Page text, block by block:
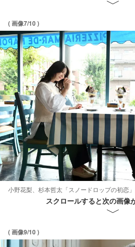
( 画像7/10 )
小野花梨、杉本哲太「スノードロップの初恋
スクロールすると次の画像
( 画像9/10 )